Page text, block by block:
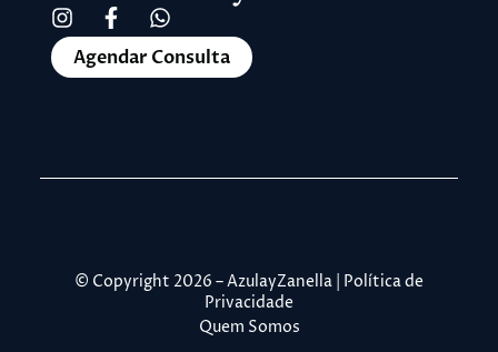
Agendar Consulta
© Copyright 2026 – AzulayZanella | Política de
Privacidade
Quem Somos